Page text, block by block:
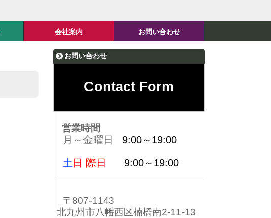
会社案内 お問い合わせ
お問い合わせ
Contact Form
営業時間
月～金曜日 9:00～19:00
土 日 際日 9:00～19:00
〒807-1143
北九州市八幡西区楠橋南2-11-13